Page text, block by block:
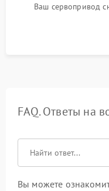
Ваш сервопривод
FAQ. Ответы на
Вы можете